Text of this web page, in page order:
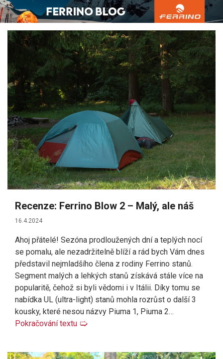
Přejít
k
obsahu
webu
Recenze: Ferrino Blow 2 – Malý, ale náš
16.4.2024
Ahoj přátelé! Sezóna prodloužených dní a teplých nocí
se pomalu, ale nezadržitelně blíží a rád bych Vám dnes
představil nejmladšího člena z rodiny Ferrino stanů.
Segment malých a lehkých stanů získává stále více na
popularitě, čehož si byli vědomi i v Itálii. Díky tomu se
nabídka UL (ultra-light) stanů mohla rozrůst o další 3
kousky, které nesou názvy Piuma 1, Piuma 2…
Pokračování textu 🢡